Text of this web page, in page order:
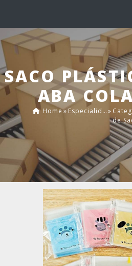
SACO
ABA
Home» Especialidades »
de